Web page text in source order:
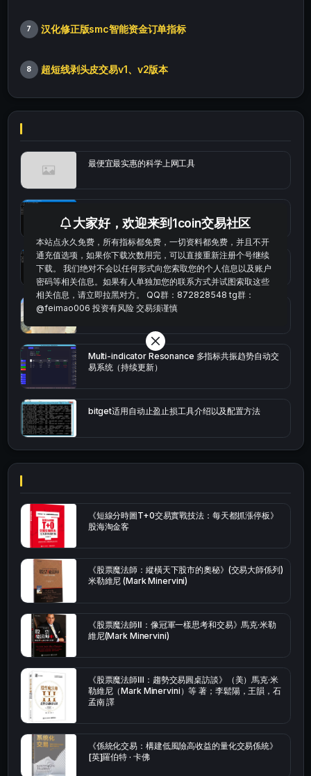
7 汉化修正版smc智能资金订单指标
8 超短线剥头皮交易v1、v2版本
最便宜最实惠的科学上网工具
okx的短线量化的免费版本
bybit安卓端
Multi-indicator Resonance 多指标共振趋势自动交
易系统（持续更新）
bitget适用自动止盈止损工具介绍以及配置方法
《短線分時圖T+0交易實戰技法：每天都抓漲停板》
股海淘金客
《股票魔法師：縱橫天下股市的奧秘》(交易大師係列)
米勒維尼 (Mark Minervini)
《股票魔法師Ⅱ：像冠軍一樣思考和交易》馬克·米勒
維尼(Mark Minervini)
《股票魔法師Ⅲ：趨勢交易圓桌訪談》（美）馬克·米
勒維尼（Mark Minervini）等 著；李鬆陽，王韻，石
孟南 譯
《係統化交易：構建低風險高收益的量化交易係統》
[英]羅伯特 · 卡佛
大家好，欢迎来到1coin交易社区
本站点永久免费，所有指标都免费，一切资料都免费，并且不开
通充值选项，如果你下载次数用完，可以直接重新注册个号继续
下载。 我们绝对不会以任何形式向您索取您的个人信息以及账户
密码等相关信息。如果有人单独加您的联系方式并试图索取这些
相关信息，请立即拉黑对方。 QQ群：872828548 tg群：
@feimao006 投资有风险 交易须谨慎